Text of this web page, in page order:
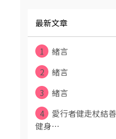
最新文章
1
緒言
2
緒言
3
緒言
4
愛行者健走杖結
健身⋯